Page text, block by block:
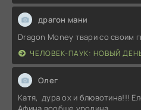
драгон мани
Dragon Money твари со своим
ЧЕЛОВЕК-ПАУК: НОВЫЙ
Олег
Катя, дура ох и блювотина!!!